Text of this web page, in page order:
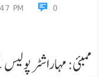
PM 0
ممبئی: مہاراشٹر